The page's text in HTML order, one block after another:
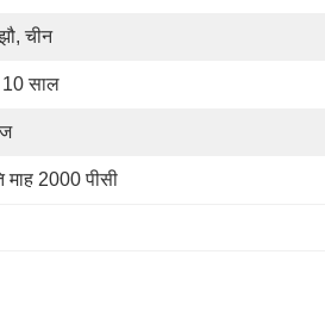
चीन
साल
माह 2000 पीसी